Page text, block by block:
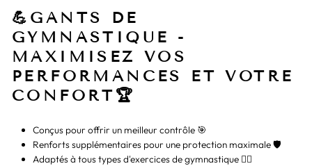
💪GANTS DE
GYMNASTIQUE -
MAXIMISEZ VOS
PERFORMANCES ET VOTRE
CONFORT🏆
Conçus pour offrir un meilleur contrôle 🎯
Renforts supplémentaires pour une protection maximale 🛡️
Adaptés à tous types d'exercices de gymnastique 🤸‍♂️